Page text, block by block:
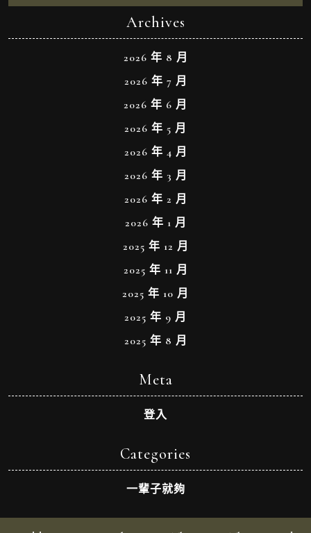
Archives
2026 年 8 月
2026 年 7 月
2026 年 6 月
2026 年 5 月
2026 年 4 月
2026 年 3 月
2026 年 2 月
2026 年 1 月
2025 年 12 月
2025 年 11 月
2025 年 10 月
2025 年 9 月
2025 年 8 月
Meta
登入
Categories
一輩子就夠